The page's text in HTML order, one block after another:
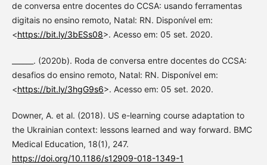
de conversa entre docentes do CCSA: usando ferramentas
digitais no ensino remoto, Natal: RN. Disponível em:
<https://bit.ly/3bESs08>. Acesso em: 05 set. 2020.
______. (2020b). Roda de conversa entre docentes do CCSA:
desafios do ensino remoto, Natal: RN. Disponível em:
<https://bit.ly/3hgG9s6>. Acesso em: 05 set. 2020.
Downer, A. et al. (2018). US e-learning course adaptation to
the Ukrainian context: lessons learned and way forward. BMC
Medical Education, 18(1), 247.
https://doi.org/10.1186/s12909-018-1349-1